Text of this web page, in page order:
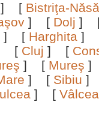
] [ Bistriţa-
] [ Dolj ]
] [ Harghita ]
[ Cluj ] [
] [ Mureş
] [ Sibiu
] [